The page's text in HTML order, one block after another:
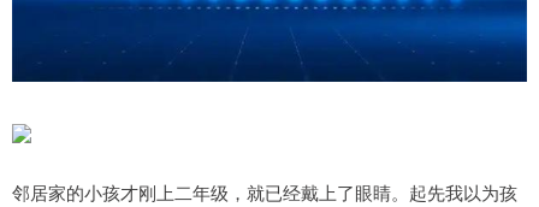
邻居家的小孩才刚上二年级，就已经戴上了眼睛。起先我以为孩